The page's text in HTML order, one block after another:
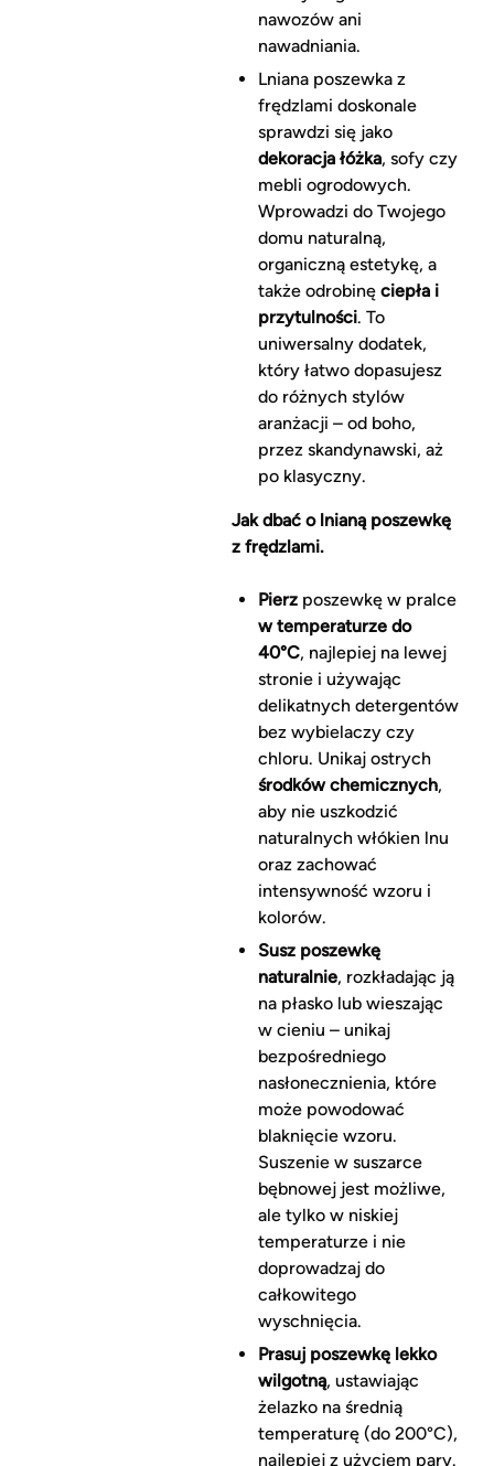
nawozów ani
nawadniania.
Lniana poszewka z
frędzlami doskonale
sprawdzi się jako
dekoracja łóżka, sofy czy
mebli ogrodowych.
Wprowadzi do Twojego
domu naturalną,
organiczną estetykę, a
także odrobinę ciepła i
przytulności. To
uniwersalny dodatek,
który łatwo dopasujesz
do różnych stylów
aranżacji – od boho,
przez skandynawski, aż
po klasyczny.
Jak dbać o lnianą poszewkę
z frędzlami.
Pierzposzewkę w pralce
w temperaturze do
40°C, najlepiej na lewej
stronie i używając
delikatnych detergentów
bez wybielaczy czy
chloru. Unikaj ostrych
środków chemicznych,
aby nie uszkodzić
naturalnych włókien lnu
oraz zachować
intensywność wzoru i
kolorów.
Susz poszewkę
naturalnie, rozkładając ją
na płasko lub wieszając
w cieniu – unikaj
bezpośredniego
nasłonecznienia, które
może powodować
blaknięcie wzoru.
Suszenie w suszarce
bębnowej jest możliwe,
ale tylko w niskiej
temperaturze i nie
doprowadzaj do
całkowitego
wyschnięcia.
Prasuj poszewkę lekko
wilgotną, ustawiając
żelazko na średnią
temperaturę (do 200°C),
najlepiej z użyciem pary.